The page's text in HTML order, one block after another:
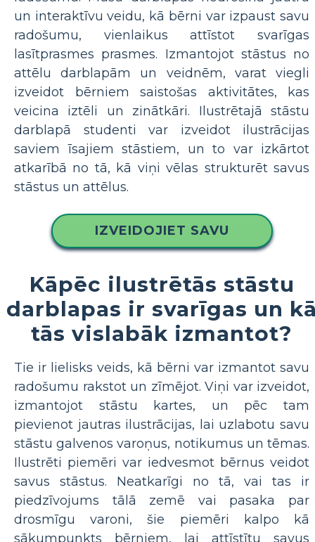
un interaktīvu veidu, kā bērni var izpaust savu
radošumu, vienlaikus attīstot svarīgas
lasītprasmes prasmes. Izmantojot stāstus no
attēlu darblapām un veidnēm, varat viegli
izveidot bērniem saistošas ​​aktivitātes, kas
veicina iztēli un zinātkāri. Ilustrētajā stāstu
darblapā studenti var izveidot ilustrācijas
saviem īsajiem stāstiem, un to var izkārtot
atkarībā no tā, kā viņi vēlas strukturēt savus
stāstus un attēlus.
IZVEIDOJIET SAVU
Kāpēc ilustrētās stāstu
darblapas ir svarīgas un
tās vislabāk izmantot?
Tie ir lielisks veids, kā bērni var izmantot savu
radošumu rakstot un zīmējot. Viņi var izveidot,
izmantojot stāstu kartes, un pēc tam
pievienot jautras ilustrācijas, lai uzlabotu savu
stāstu galvenos varoņus, notikumus un tēmas.
Ilustrēti piemēri var iedvesmot bērnus veidot
savus stāstus. Neatkarīgi no tā, vai tas ir
piedzīvojums tālā zemē vai pasaka par
drosmīgu varoni, šie piemēri kalpo kā
sākumpunkts bērniem, lai attīstītu savus